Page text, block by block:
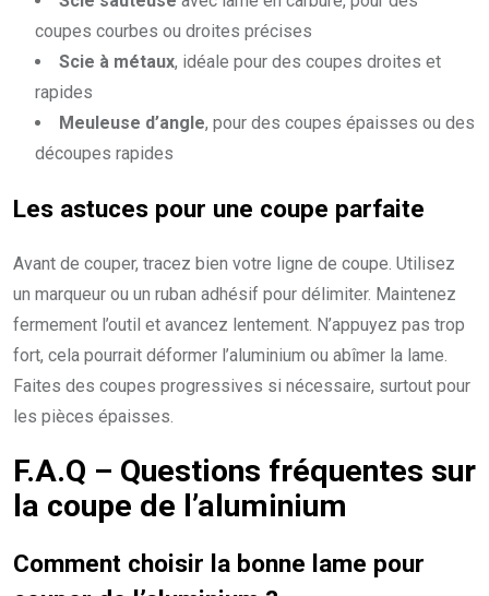
coupes courbes ou droites précises
Scie à métaux, idéale pour des coupes droites et
rapides
Meuleuse d’angle, pour des coupes épaisses ou des
découpes rapides
Les astuces pour une coupe parfaite
Avant de couper, tracez bien votre ligne de coupe. Utilisez
un marqueur ou un ruban adhésif pour délimiter. Maintenez
fermement l’outil et avancez lentement. N’appuyez pas trop
fort, cela pourrait déformer l’aluminium ou abîmer la lame.
Faites des coupes progressives si nécessaire, surtout pour
les pièces épaisses.
F.A.Q – Questions fréquentes sur
la coupe de l’aluminium
Comment choisir la bonne lame pour